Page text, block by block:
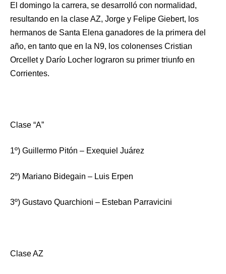
El domingo la carrera, se desarrolló con normalidad,
resultando en la clase AZ, Jorge y Felipe Giebert, los
hermanos de Santa Elena ganadores de la primera del
año, en tanto que en la N9, los colonenses Cristian
Orcellet y Darío Locher lograron su primer triunfo en
Corrientes.
Clase “A”
1º) Guillermo Pitón – Exequiel Juárez
2º) Mariano Bidegain – Luis Erpen
3º) Gustavo Quarchioni – Esteban Parravicini
Clase AZ